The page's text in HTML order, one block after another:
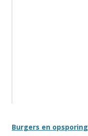
Burgers en opsporing